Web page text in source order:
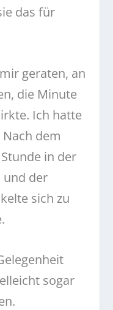
das für
geraten, an
die Minute
Ich hatte
dem
in der
und der
sich zu
sogar